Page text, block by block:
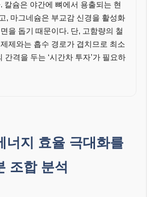
칼슘은 야간에 뼈에서 용출되는 현
, 마그네슘은 부교감 신경을 활성화
을 돕기 때문이다. 단, 고함량의 철
제와는 흡수 경로가 겹치므로 최소
간격을 두는 ‘시간차 투자’가 필요하
너지 효율 극대화를
조합 분석